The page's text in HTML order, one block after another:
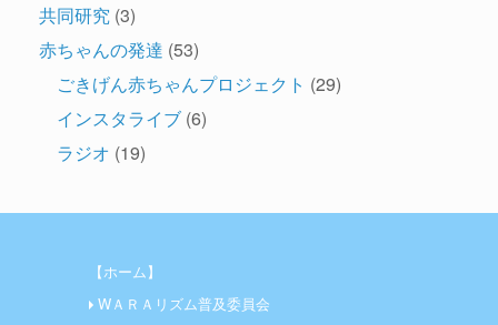
共同研究 (3)
赤ちゃんの発達 (53)
ごきげん赤ちゃんプロジェクト (29)
インスタライブ (6)
ラジオ (19)
【ホーム】
WＡＲＡリズム普及委員会